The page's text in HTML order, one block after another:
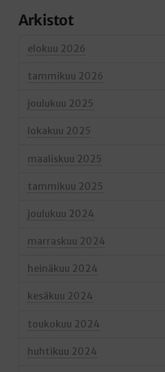
Arkistot
elokuu 2026
tammikuu 2026
joulukuu 2025
lokakuu 2025
maaliskuu 2025
tammikuu 2025
joulukuu 2024
marraskuu 2024
heinäkuu 2024
kesäkuu 2024
toukokuu 2024
huhtikuu 2024